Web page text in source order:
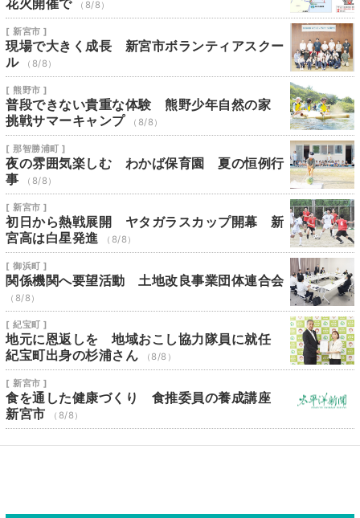
花火開催で
（8/8）
[ 新宮市 ]
現場で大きく成長 新宮市ボランティアスクー
ル
（8/8）
[ 熊野市 ]
普段できない貴重な体験 熊野少年自然の家
挑戦サマーキャンプ
（8/8）
[ 那智勝浦町 ]
夜の雰囲気楽しむ わかば保育園 夏の恒例行
事
（8/8）
[ 新宮市 ]
初日から熱戦展開 ヤタガラスカップ開幕 新
宮高は白星発進
（8/8）
[ 御浜町 ]
関係機関へ要望活動 土地改良事業団体連合会
（8/8）
[ 紀宝町 ]
地元に恩返しを 地域おこし協力隊員に就任
紀宝町出身の杉浦さん
（8/8）
[ 新宮市 ]
食を通した健康づくり 食推委員の養成講座
新宮市
（8/8）